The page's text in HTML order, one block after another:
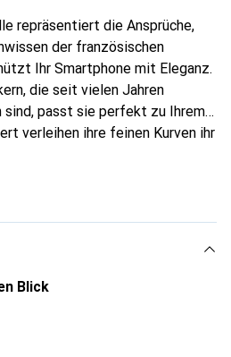
repräsentiert die Ansprüche,
der französischen
Ihr Smartphone mit Eleganz.
die seit vielen Jahren
sind, passt sie perfekt zu Ihrem
verleihen ihre feinen Kurven ihr
für Ihr Smartphone.
Wahl für eine
Blick